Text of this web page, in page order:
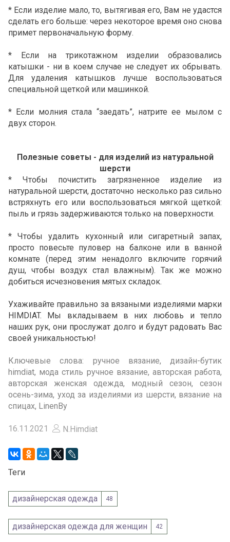
* Если изделие мало, то, вытягивая его, Вам не удастся
сделать его больше: через некоторое время оно снова
примет первоначальную форму.
* Если на трикотажном изделии образовались
катышки - ни в коем случае не следует их обрывать.
Для удаления катышков лучше воспользоваться
специальной щеткой или машинкой.
* Если молния стала “заедать”, натрите ее мылом с
двух сторон.
Полезные советы - для изделий из натуральной
шерсти
* Чтобы почистить загрязненное изделие из
натуральной шерсти, достаточно несколько раз сильно
встряхнуть его или воспользоваться мягкой щеткой:
пыль и грязь задерживаются только на поверхности.
* Чтобы удалить кухонный или сигаретный запах,
просто повесьте пуловер на балконе или в ванной
комнате (перед этим ненадолго включите горячий
душ, чтобы воздух стал влажным). Так же можно
добиться исчезновения мятых складок.
Ухаживайте правильно за вязаными изделиями марки
HIMDIAT. Мы вкладываем в них любовь и тепло
наших рук, они прослужат долго и будут радовать Вас
своей уникальностью!
Ключевые слова: ручное вязание, дизайн-бутик
himdiat, мода стиль ручное вязание, авторская работа,
авторская женская одежда, модный сезон, сезон
осень-зима, уход за изделиями из шерсти, вязание на
спицах, LinenBy
16.11.2021 N.Himdiat
Теги
дизайнерская одежда 48
дизайнерская одежда для женщин 42